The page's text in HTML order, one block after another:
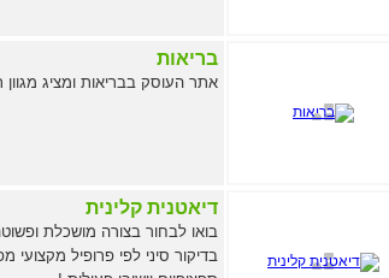
בריאות
אתר העוסק בבריאות ומציג
דיאטנית קלינית
בואו לבחור בצורה מושכלת
בדיקור סיני לפי פרופיל